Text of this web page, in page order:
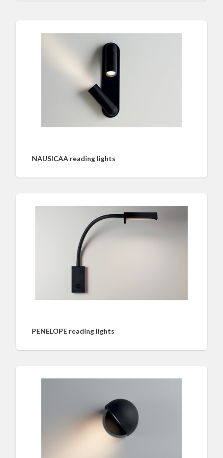
NAUSICAA reading lights
PENELOPE reading lights